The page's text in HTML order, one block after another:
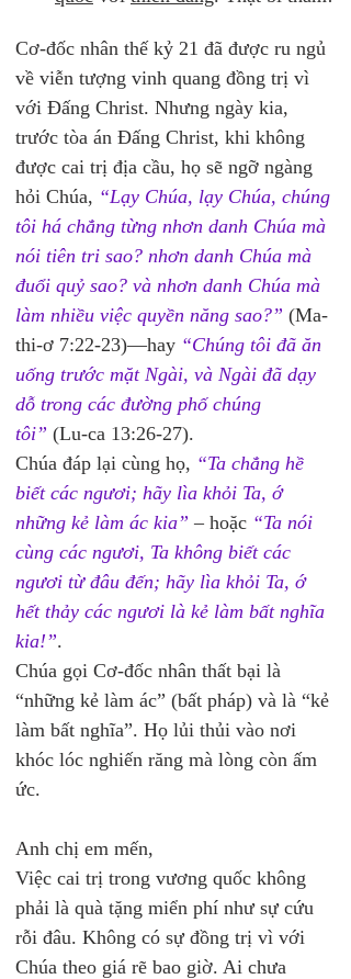
Cơ-đốc nhân thế kỷ 21 đã được ru ngủ
về viễn tượng vinh quang đồng trị vì
với Đấng Christ. Nhưng ngày kia,
trước tòa án Đấng Christ, khi không
được cai trị địa cầu, họ sẽ ngỡ ngàng
hỏi Chúa, “Lạy Chúa, lạy Chúa, chúng
tôi há chẳng từng nhơn danh Chúa mà
nói tiên tri sao? nhơn danh Chúa mà
đuổi quỷ sao? và nhơn danh Chúa mà
làm nhiều việc quyền năng sao?” (Ma-
thi-ơ 7:22-23)—hay “Chúng tôi đã ăn
uống trước mặt Ngài, và Ngài đã dạy
dỗ trong các đường phố chúng
tôi” (Lu-ca 13:26-27).
Chúa đáp lại cùng họ, “Ta chẳng hề
biết các ngươi; hãy lìa khỏi Ta, ớ
những kẻ làm ác kia” – hoặc “Ta nói
cùng các ngươi, Ta không biết các
ngươi từ đâu đến; hãy lìa khỏi Ta, ớ
hết thảy các ngươi là kẻ làm bất nghĩa
kia!”.
Chúa gọi Cơ-đốc nhân thất bại là
“những kẻ làm ác” (bất pháp) và là “kẻ
làm bất nghĩa”. Họ lủi thủi vào nơi
khóc lóc nghiến răng mà lòng còn ấm
ức.
Anh chị em mến,
Việc cai trị trong vương quốc không
phải là quà tặng miển phí như sự cứu
rỗi đâu. Không có sự đồng trị vì với
Chúa theo giá rẽ bao giờ. Ai chưa